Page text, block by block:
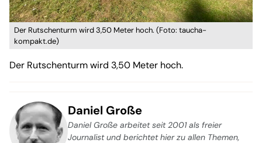
Der Rutschenturm wird 3,50 Meter hoch. (Foto: taucha-
kompakt.de)
Der Rutschenturm wird 3,50 Meter hoch.
Daniel Große
Daniel Große arbeitet seit 2001 als freier
Journalist und berichtet hier zu allen Themen,